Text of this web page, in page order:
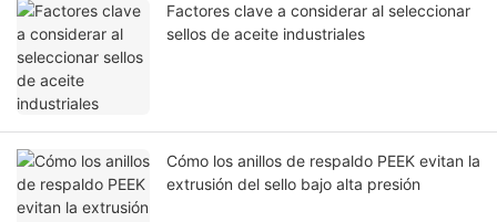
Factores clave a considerar al seleccionar
sellos de aceite industriales
Cómo los anillos de respaldo PEEK evitan la
extrusión del sello bajo alta presión